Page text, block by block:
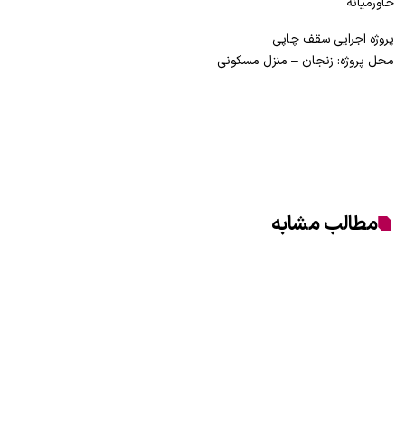
پروژه اجرایی سقف چاپی
محل پروژه: زنجان – منزل مسکونی
مطالب مشابه